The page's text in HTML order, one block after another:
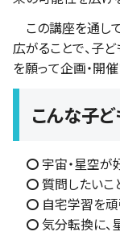
この講座を通し
広がることで、子
を願って企画・開催
こんな子
〇 宇宙・星空が
〇質問したいこ
〇 自宅学習を
〇気分転換に、